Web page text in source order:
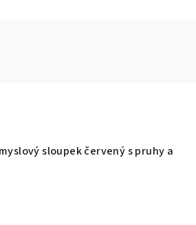
sloupek červený s pruhy a